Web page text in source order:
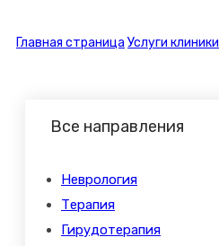
Главная страница Услуги клиники
Все направления
Неврология
Терапия
Гирудотерапия